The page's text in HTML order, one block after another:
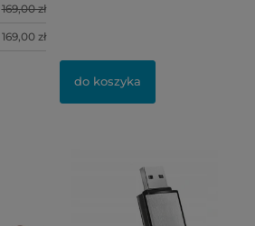
169,00 zł
169,00 zł
do koszyka